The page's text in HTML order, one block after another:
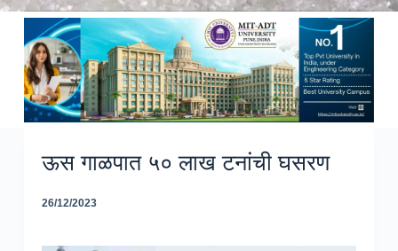
ऊस गाळपात ५० लाख टनांची घसरण
26/12/2023